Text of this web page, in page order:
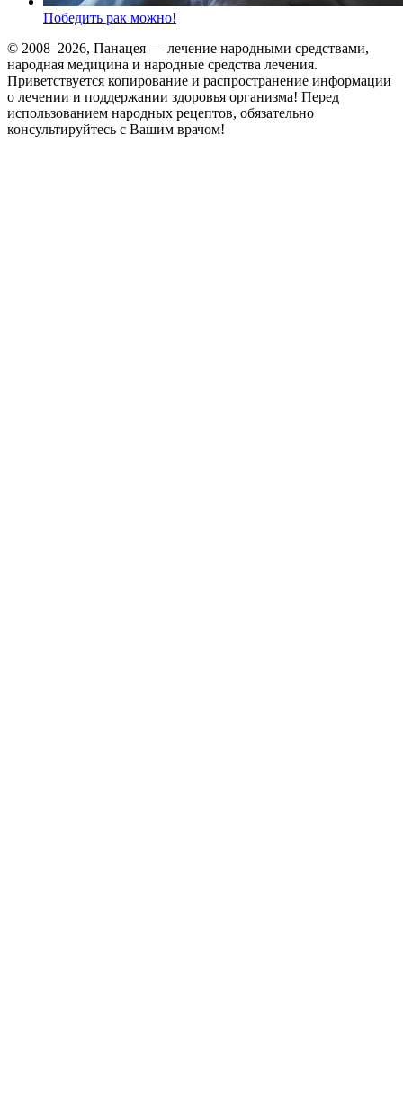
Победить рак можно!
© 2008–2026, Панацея — лечение народными средствами,
народная медицина и народные средства лечения.
Приветствуется копирование и распространение информации
о лечении и поддержании здоровья организма! Перед
использованием народных рецептов, обязательно
консультируйтесь с Вашим врачом!